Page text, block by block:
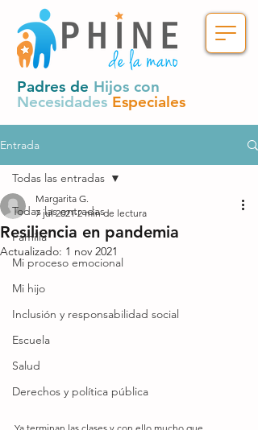
Padres de Hijos con
Necesidades Especiales
Entrada
Todas las entradas
Familia
Mi proceso emocional
Mi hijo
Inclusión y responsabilidad social
Escuela
Salud
Derechos y política pública
Todas las entradas
Resiliencia en pandemia
Margarita G.
7 jul 2021 2 min de lectura
Actualizado: 1 nov 2021